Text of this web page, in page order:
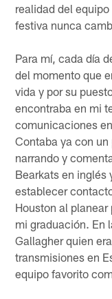
realidad del
festiva nunca
Para mí, cada día
del momento que
vida y por su
encontraba en mi
comunicaciones
Contaba ya con
narrando y
Bearkats en inglés
establecer
Houston al
mi graduación. En
Gallagher quien
transmisiones en
equipo favorito